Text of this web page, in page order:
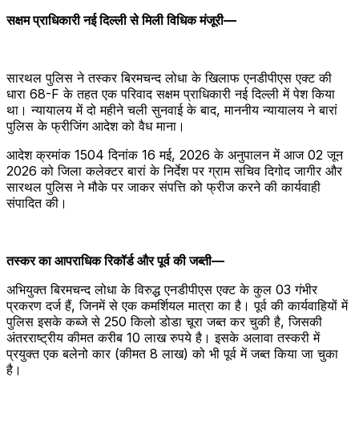
सक्षम प्राधिकारी नई दिल्ली से मिली विधिक मंजूरी—
​सारथल पुलिस ने तस्कर बिरमचन्द लोधा के खिलाफ एनडीपीएस एक्ट की
धारा 68-F के तहत एक परिवाद सक्षम प्राधिकारी नई दिल्ली में पेश किया
था। न्यायालय में दो महीने चली सुनवाई के बाद, माननीय न्यायालय ने बारां
पुलिस के फ्रीजिंग आदेश को वैध माना।
आदेश क्रमांक 1504 दिनांक 16 मई, 2026 के अनुपालन में आज 02 जून
2026 को जिला कलेक्टर बारां के निर्देश पर ग्राम सचिव दिगोद जागीर और
सारथल पुलिस ने मौके पर जाकर संपत्ति को फ्रीज करने की कार्यवाही
संपादित की।
​तस्कर का आपराधिक रिकॉर्ड और पूर्व की जब्ती—
​अभियुक्त बिरमचन्द लोधा के विरुद्ध एनडीपीएस एक्ट के कुल 03 गंभीर
प्रकरण दर्ज हैं, जिनमें से एक कमर्शियल मात्रा का है। पूर्व की कार्यवाहियों में
पुलिस इसके कब्जे से 250 किलो डोडा चूरा जब्त कर चुकी है, जिसकी
अंतरराष्ट्रीय कीमत करीब 10 लाख रुपये है। इसके अलावा तस्करी में
प्रयुक्त एक बलेनो कार (कीमत 8 लाख) को भी पूर्व में जब्त किया जा चुका
है।